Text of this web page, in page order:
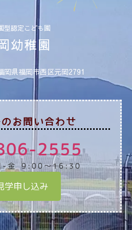
型認定こども園
幼稚園
県福岡市西区元岡2791
お問い合わせ
2555
-金 9:00～16:30
学申し込み